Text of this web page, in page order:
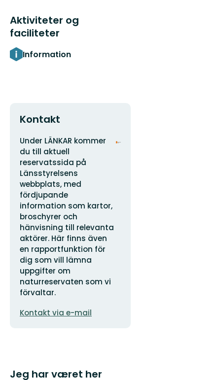
Aktiviteter og
faciliteter
Information
Kontakt
Adresse
Under LÄNKAR kommer
du till aktuell
reservatssida på
Länsstyrelsens
webbplats, med
fördjupande
information som kartor,
broschyrer och
hänvisning till relevanta
aktörer. Här finns även
en rapportfunktion för
dig som vill lämna
uppgifter om
naturreservaten som vi
förvaltar.
mailadresse
Kontakt via e-mail
Organisationens
Jeg har været her